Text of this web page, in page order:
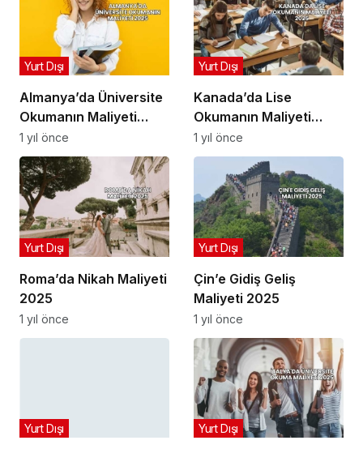
Almanya’da Üniversite
Okumanın Maliyeti
2025
Yurt Dışı
1 yıl önce
Kanada’da Lise
Okumanın Maliyeti
2025
Yurt Dışı
1 yıl önce
Roma’da Nikah Maliyeti
2025
Yurt Dışı
1 yıl önce
Çin’e Gidiş Geliş
Maliyeti 2025
Yurt Dışı
1 yıl önce
Yurt Dışı Yurt Dışı